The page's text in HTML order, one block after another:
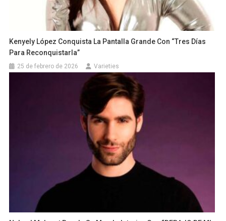
Kenyely López Conquista La Pantalla Grande Con “Tres Días
Para Reconquistarla”
25 de febrero de 2026 Varieties